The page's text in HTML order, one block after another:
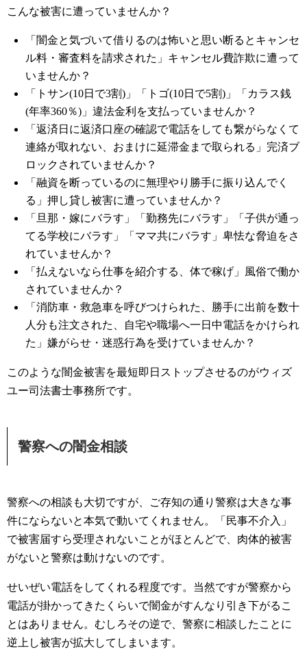
こんな被害に遭っていませんか？
「闇金と気づいて借りるのは怖いと思い断るとキャンセ
ル料・審査料を請求された」キャンセル費詐欺に遭って
いませんか？
「トサン(10日で3割)」「トゴ(10日で5割)」「カラス銭
(年率360％)」違法金利を支払っていませんか？
「返済日に返済口座の確認で電話をしても繋がらなくて
連絡が取れない、おまけに延滞金まで取られる」完済ブ
ロックされていませんか？
「融資を断っているのに無理やり勝手に振り込んでく
る」押し貸し被害に遭っていませんか？
「旦那・嫁にバラす」「勤務先にバラす」「子供が通っ
てる学校にバラす」「ママ共にバラす」卑怯な脅迫をさ
れていませんか？
「払えないなら仕事を紹介する、体で稼げ」風俗で働か
されていませんか？
「消防車・救急車を呼びつけられた、勝手に出前を数十
人分も注文された、自宅や職場へ一日中電話をかけられ
た」嫌がらせ・迷惑行為を受けていませんか？
このような闇金被害を最短即日ストップさせるのがウィズ
ユー司法書士事務所です。
警察への闇金相談
警察への相談も大切ですが、ご存知の通り警察は大きな事
件にならないと本気で動いてくれません。「民事不介入」
で被害届すら受理されないことがほとんどで、肉体的被害
がないと警察は動けないのです。
せいぜい電話をしてくれる程度です。当然ですが警察から
電話が掛かってきたくらいで闇金がすんなり引き下がるこ
とはありません。むしろその逆で、警察に相談したことに
逆上し被害が拡大してしまいます。